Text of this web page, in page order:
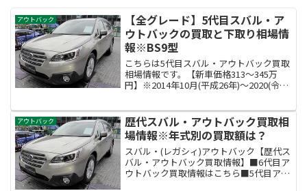
アウトバック
【全グレード】5代目スバル・ア
ウトバックの買取と下取り相場情
報※BS9型
こちらは5代目スバル・アウトバック買取
相場情報です。【新車価格313～345万
円】※2014年10月(平成26年)～2020(令和
アウトバック
歴代スバル・アウトバック買取相
場情報※年式別の買取額は？
スバル・(レガシィ)アウトバック【歴代ス
バル・アウトバック買取情報】■6代目ア
ウトバック買取情報はこちら■5代目アウ